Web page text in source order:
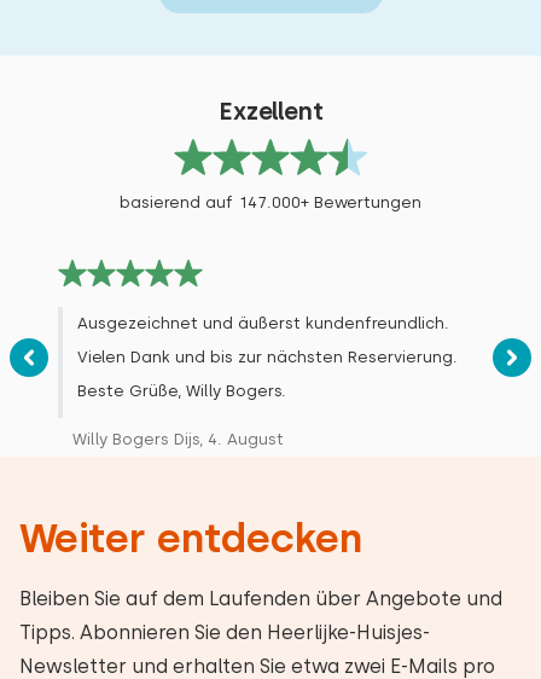
Exzellent
basierend auf 147.000+ Bewertungen
Ausgezeichnet und äußerst kundenfreundlich.
Vielen Dank und bis zur nächsten Reservierung.
Beste Grüße, Willy Bogers.
Willy Bogers Dijs, 4. August
Weiter entdecken
Bleiben Sie auf dem Laufenden über Angebote und
Tipps. Abonnieren Sie den Heerlijke-Huisjes-
Newsletter und erhalten Sie etwa zwei E-Mails pro